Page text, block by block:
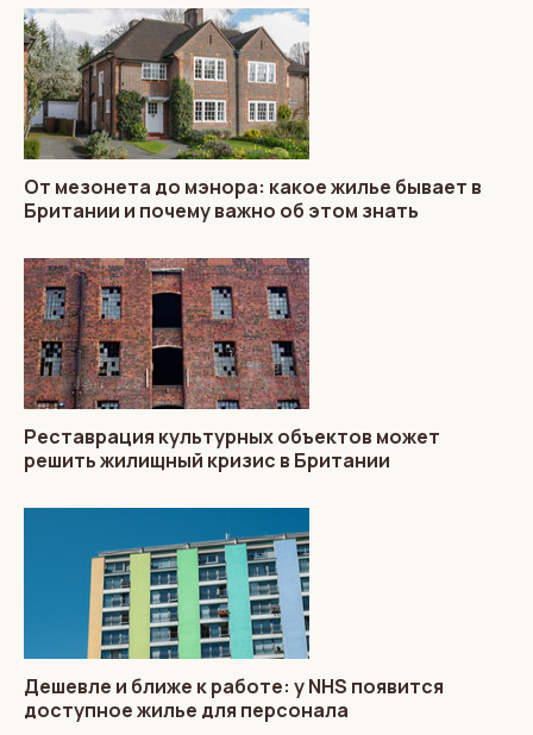
От мезонета до мэнора: какое жилье бывает в
Британии и почему важно об этом знать
Реставрация культурных объектов может
решить жилищный кризис в Британии
Дешевле и ближе к работе: у NHS появится
доступное жилье для персонала